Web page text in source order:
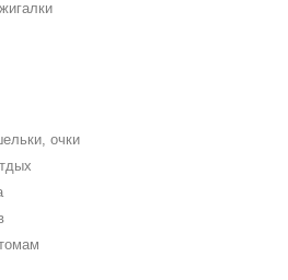
очки